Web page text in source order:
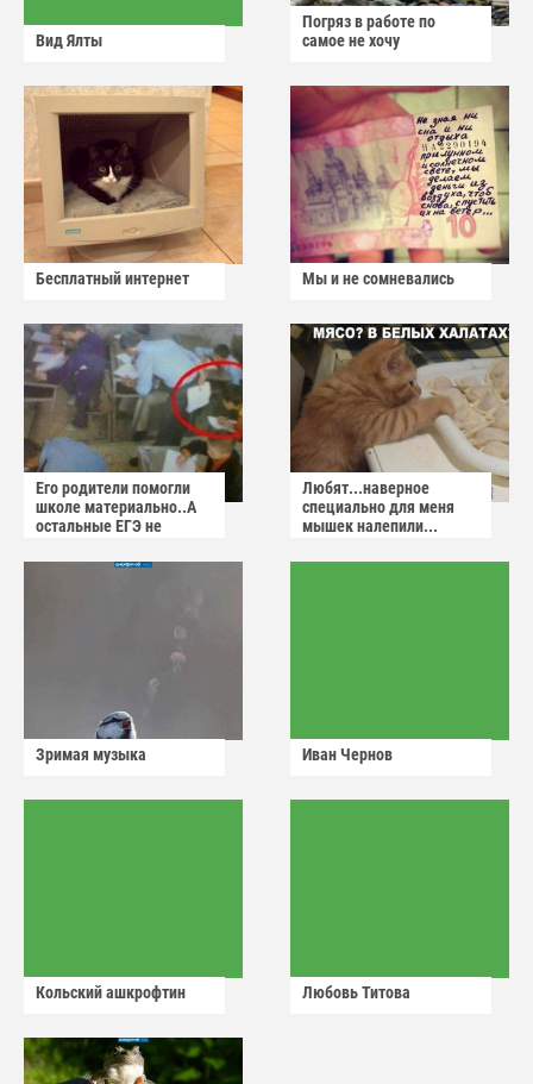
Вид Ялты
Погряз в работе по
самое не хочу
Бесплатный интернет Мы и не сомневались
Его родители помогли
школе материально..А
остальные ЕГЭ не
Любят...наверное
специально для меня
мышек налепили...
Зримая музыка Иван Чернов
Кольский ашкрофтин Любовь Титова